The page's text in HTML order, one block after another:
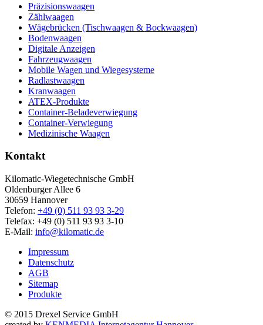
Präzisionswaagen
Zählwaagen
Wägebrücken (Tischwaagen & Bockwaagen)
Bodenwaagen
Digitale Anzeigen
Fahrzeugwaagen
Mobile Wagen und Wiegesysteme
Radlastwaagen
Kranwaagen
ATEX-Produkte
Container-Beladeverwiegung
Container-Verwiegung
Medizinische Waagen
Kontakt
Kilomatic-Wiegetechnische GmbH
Oldenburger Allee 6
30659 Hannover
Telefon: +49 (0) 511 93 93 3-29
Telefax: +49 (0) 511 93 93 3-10
E-Mail: info@kilomatic.de
Impressum
Datenschutz
AGB
Sitemap
Produkte
© 2015 Drexel Service GmbH